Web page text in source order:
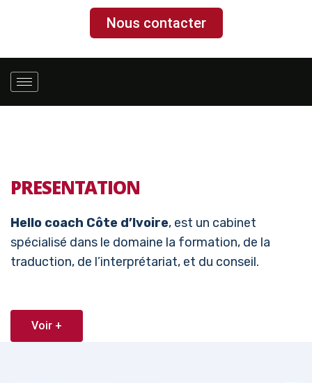
Nous contacter
PRESENTATION
Hello coach Côte d’Ivoire, est un cabinet
spécialisé dans le domaine la formation, de la
traduction, de l’interprétariat, et du conseil.
Voir +